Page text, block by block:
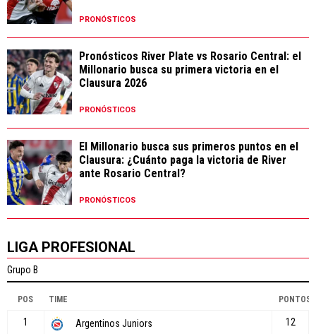
PRONÓSTICOS
Pronósticos River Plate vs Rosario Central: el
Millonario busca su primera victoria en el
Clausura 2026
PRONÓSTICOS
El Millonario busca sus primeros puntos en el
Clausura: ¿Cuánto paga la victoria de River
ante Rosario Central?
PRONÓSTICOS
LIGA PROFESIONAL